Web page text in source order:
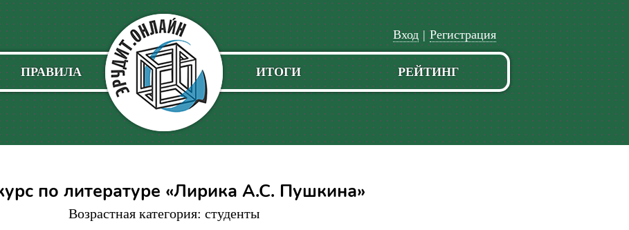
Регистрация
|
Вход
ПРАВИЛА РЕЙТИНГ
ИТОГИ
по литературе «Лирика А.С. Пушкина»
Возрастная категория: студенты